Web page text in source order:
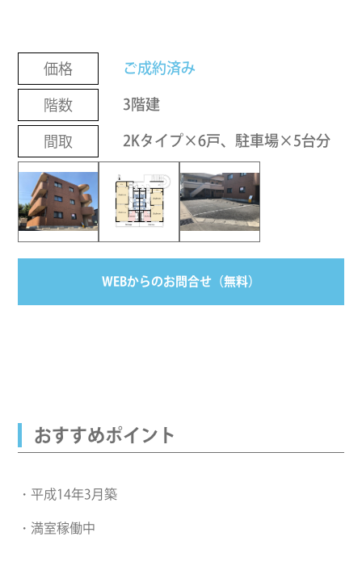
価格 ご成約済み
階数 3階建
間取 2Kタイプ×6戸、駐車場×5台分
WEBからのお問合せ（無料）
おすすめポイント
・平成14年3月築
・満室稼働中